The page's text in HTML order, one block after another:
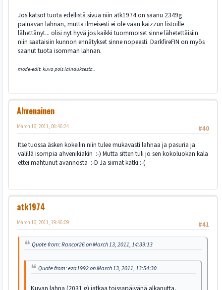
Jos katsot tuota edellistä sivua niin atk1974 on saanu 2349g
painavan lahnan, mutta ilmeisesti ei ole vaan kaizzun listoille
lähettänyt... olisi nyt hyvä jos kaikki tuommoiset sinne lähetettäisiin
niin saataisiin kunnon ennätykset sinne nopeesti. DarkfireFIN on myös
saanut tuota isomman lahnan.
mode-edit: kuva pois lainauksesta..
Ahvenainen
#40
March 16, 2011, 08:46:24
Itse tuossa äsken kokeilin niin tulee mukavasti lahnaa ja pasuria ja
välillä isompia ahvenikiakin :-) Mutta sitten tuli jo sen kokoluokan kala
ettei mahtunut avannosta :-D Ja siimat katki :-(
atk1974
#41
March 16, 2011, 19:46:09
Quote from: Rancor26 on March 13, 2011, 14:39:13
Quote from: eza1992 on March 13, 2011, 13:54:30